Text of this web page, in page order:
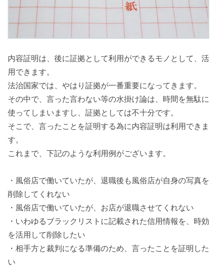
内容証明は、後に証拠として利用ができるモノとして、活
用できます。
法治国家では、やはり証拠が一番重要になってきます。
その中で、言った言わない等の水掛け論は、時間を無駄に
使ってしまいますし、証拠としては不十分です。
そこで、言ったことを証明する為に内容証明は利用できま
す。
これまで、下記のような利用例がございます。
・風俗店で働いていたが、退職後も風俗店が自身の写真を
削除してくれない
・風俗店で働いていたが、お店が退職させてくれない
・いわゆるブラックリストに記載された信用情報を、時効
を活用して削除したい
・相手方と裁判になる準備のため、言ったことを証明した
い